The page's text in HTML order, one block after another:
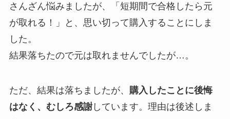
さんざん悩みましたが、「短期間で合格したら元
が取れる！」と、思い切って購入することにしま
した。
結果落ちたので元は取れませんでしたが…。
ただ、結果は落ちましたが、 購入したことに後悔
はなく、むしろ感謝しています。理由は後述しま